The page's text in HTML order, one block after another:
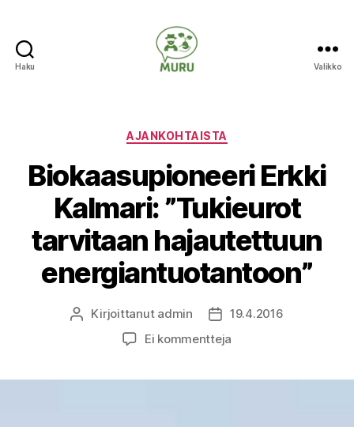
Haku Valikko
Kategoriat
AJANKOHTAISTA
Biokaasupioneeri Erkki
Kalmari: ”Tukieurot
tarvitaan hajautettuun
energiantuotantoon”
Kirjoittaja
Kirjoittanut admin Julkaisupäivämäärä
19.4.2016
Ei kommentteja